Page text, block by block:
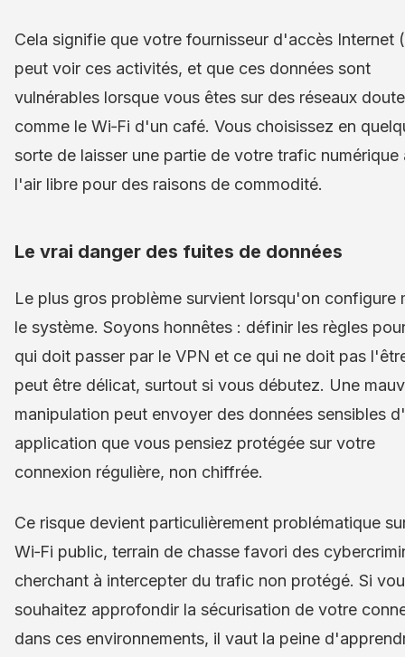
Cela signifie que votre fournisseur d'accès Internet
peut voir ces activités, et que ces données sont
vulnérables lorsque vous êtes sur des réseaux
comme le Wi‑Fi d'un café. Vous choisissez en
sorte de laisser une partie de votre trafic numérique
l'air libre pour des raisons de commodité.
Le vrai danger des fuites de données
Le plus gros problème survient lorsqu'on configure
le système. Soyons honnêtes : définir les règles
qui doit passer par le VPN et ce qui ne doit pas
peut être délicat, surtout si vous débutez. Une
manipulation peut envoyer des données sensibles
application que vous pensiez protégée sur votre
connexion régulière, non chiffrée.
Ce risque devient particulièrement problématique
Wi‑Fi public, terrain de chasse favori des
cherchant à intercepter du trafic non protégé. Si
souhaitez approfondir la sécurisation de votre
dans ces environnements, il vaut la peine